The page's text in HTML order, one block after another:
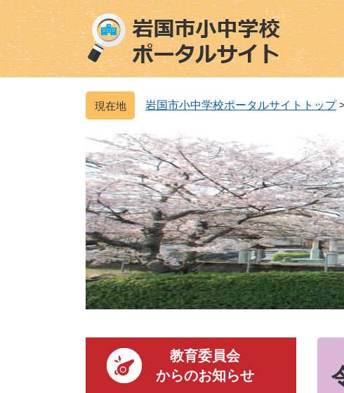
ジ
の
先
ュ
ー
を
岩国市小中学校ポータルサイトトップ
教育委員会
からのお知らせ